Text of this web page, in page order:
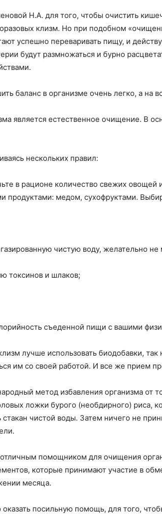
Н.А. для того, чтобы очистить
клизм. Но при подобном
успешно переваривать пищу, и
будут размножаться и бурно
баланс в организме очень легко, а на
является естественное очищение. В
нескольких правил:
в рационе количество свежих
продуктами: медом, сухофруктами.
чистую воду, желательно
токсинов и шлаков;
съеденной пищи с вашими
лучше использовать биодобавки,
им со своей работой. И все же прием
метод избавления организма от
ложки бурого (необдирного) риса,
стакан чистой воды. Затем ничего не
помощником для очищения
которые принимают участие в
месяца.
посильную помощь, для того,